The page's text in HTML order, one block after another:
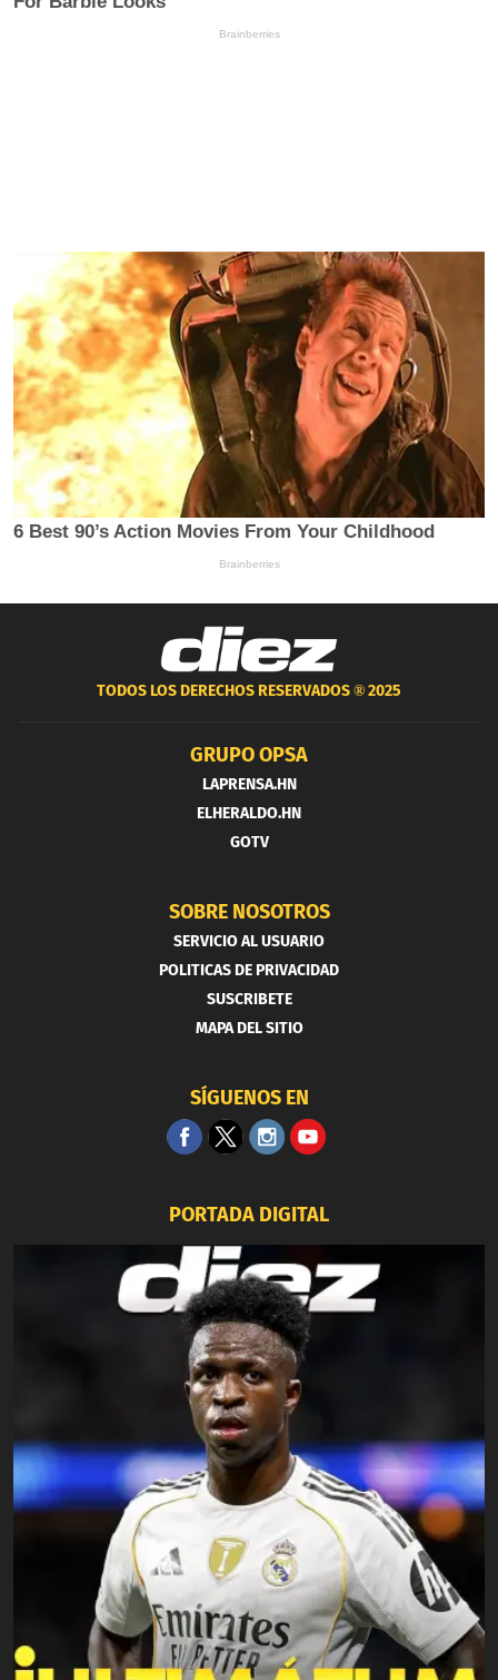
TODOS LOS DERECHOS RESERVADOS ®2025
GRUPO OPSA
LAPRENSA.HN
ELHERALDO.HN
GOTV
SOBRE NOSOTROS
SERVICIO AL USUARIO
POLITICAS DE PRIVACIDAD
SUSCRIBETE
MAPA DEL SITIO
SÍGUENOS EN
PORTADA DIGITAL